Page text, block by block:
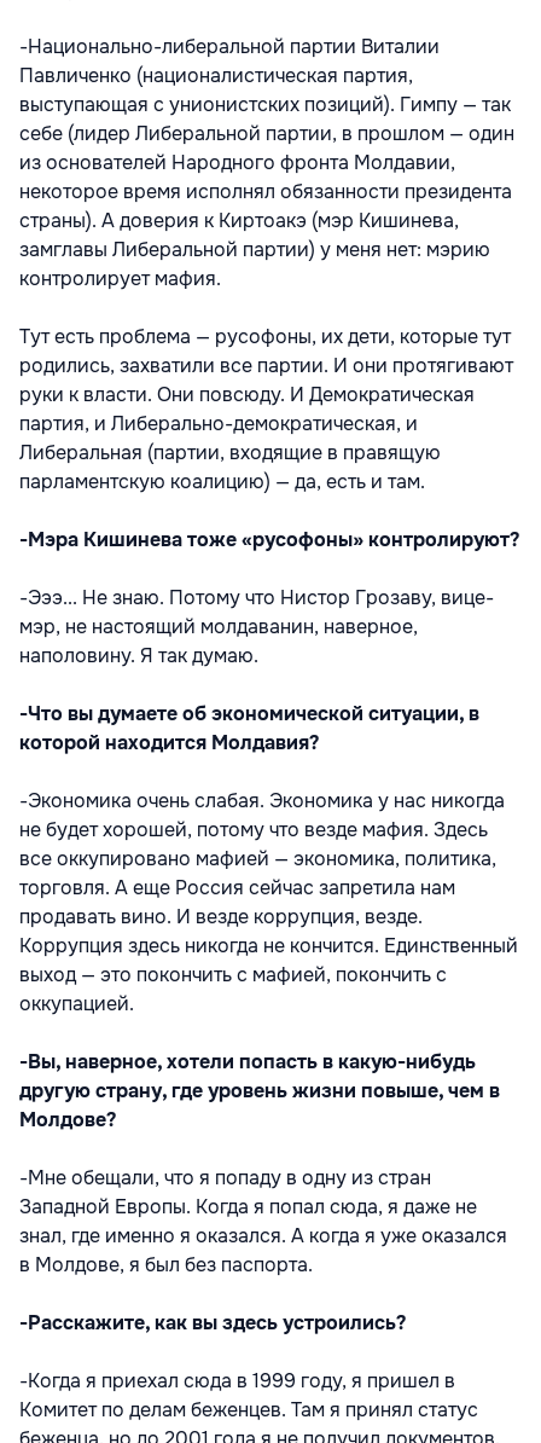
-Национально-либеральной партии Виталии
Павличенко (националистическая партия,
выступающая с унионистских позиций). Гимпу — так
себе (лидер Либеральной партии, в прошлом — один
из основателей Народного фронта Молдавии,
некоторое время исполнял обязанности президента
страны). А доверия к Киртоакэ (мэр Кишинева,
замглавы Либеральной партии) у меня нет: мэрию
контролирует мафия.
Тут есть проблема — русофоны, их дети, которые тут
родились, захватили все партии. И они протягивают
руки к власти. Они повсюду. И Демократическая
партия, и Либерально-демократическая, и
Либеральная (партии, входящие в правящую
парламентскую коалицию) — да, есть и там.
-Мэра Кишинева тоже «русофоны» контролируют?
-Эээ... Не знаю. Потому что Нистор Грозаву, вице-
мэр, не настоящий молдаванин, наверное,
наполовину. Я так думаю.
-Что вы думаете об экономической ситуации, в
которой находится Молдавия?
-Экономика очень слабая. Экономика у нас никогда
не будет хорошей, потому что везде мафия. Здесь
все оккупировано мафией — экономика, политика,
торговля. А еще Россия сейчас запретила нам
продавать вино. И везде коррупция, везде.
Коррупция здесь никогда не кончится. Единственный
выход — это покончить с мафией, покончить с
оккупацией.
-Вы, наверное, хотели попасть в какую-нибудь
другую страну, где уровень жизни повыше, чем в
Молдове?
-Мне обещали, что я попаду в одну из стран
Западной Европы. Когда я попал сюда, я даже не
знал, где именно я оказался. А когда я уже оказался
в Молдове, я был без паспорта.
-Расскажите, как вы здесь устроились?
-Когда я приехал сюда в 1999 году, я пришел в
Комитет по делам беженцев. Там я принял статус